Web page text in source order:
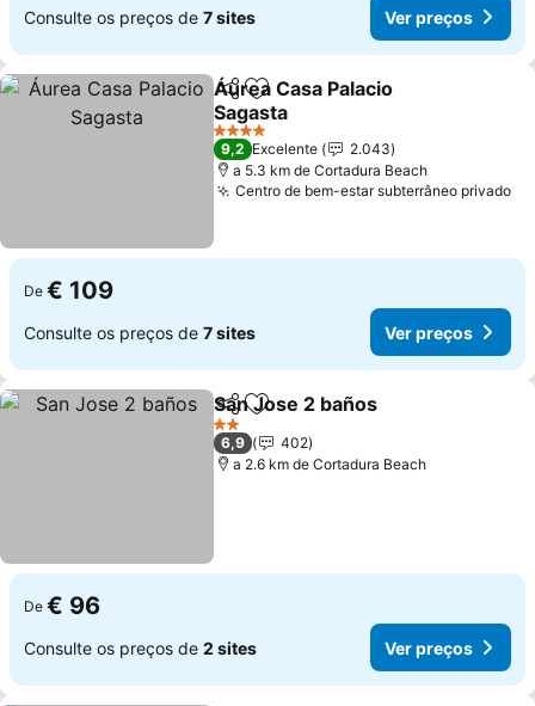
Consulte os preços de 7 sites Ver preços
PartilharAdicionar aos favoritos
Áurea Casa Palacio
Sagasta
4 Estrelas
9,2 Excelente
2.043
a 5.3 km de Cortadura Beach
Centro de bem-estar subterrâneo privado
De € 109
Consulte os preços de 7 sites Ver preços
PartilharAdicionar aos favoritos
San Jose 2 baños
2 Estrelas
6,9
402
a 2.6 km de Cortadura Beach
De € 96
Consulte os preços de 2 sites Ver preços